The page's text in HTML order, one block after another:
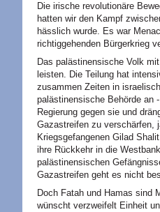
Die irische revolutionäre
hatten wir den Kampf
hässlich wurde. Es war
richtiggehenden Bürgerkrieg
Das palästinensische Volk
leisten. Die Teilung hat
zusammen Zeiten in
palästinensische Behörde an
Regierung gegen sie und
Gazastreifen zu verschärfen,
Kriegsgefangenen Gilad
ihre Rückkehr in die
palästinensischen
Gazastreifen geht es nicht
Doch Fatah und Hamas sind
wünscht verzweifelt Einheit